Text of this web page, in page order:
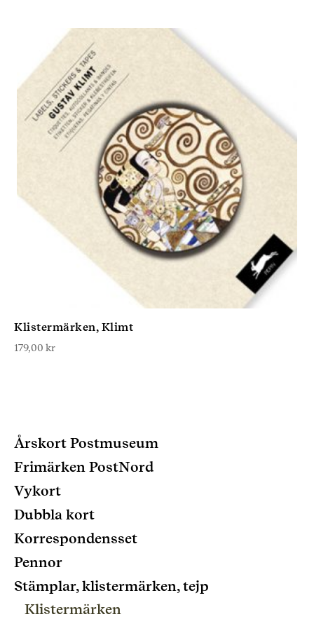
Klistermärken, Klimt
179,00 kr
Årskort Postmuseum
Frimärken PostNord
Vykort
Dubbla kort
Korrespondensset
Pennor
Stämplar, klistermärken, tejp
Klistermärken